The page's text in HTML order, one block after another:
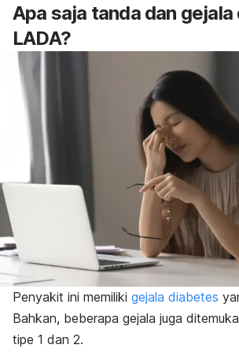
Apa saja tanda dan
LADA?
Penyakit ini memiliki gejala diabetes
Bahkan, beberapa gejala juga
tipe 1 dan 2.